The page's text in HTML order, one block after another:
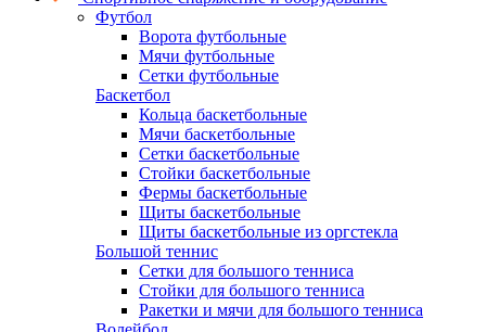
Футбол
Ворота футбольные
Мячи футбольные
Сетки футбольные
Баскетбол
Кольца баскетбольные
Мячи баскетбольные
Сетки баскетбольные
Стойки баскетбольные
Фермы баскетбольные
Щиты баскетбольные
Щиты баскетбольные из оргстекла
Большой теннис
Сетки для большого тенниса
Стойки для большого тенниса
Ракетки и мячи для большого тенниса